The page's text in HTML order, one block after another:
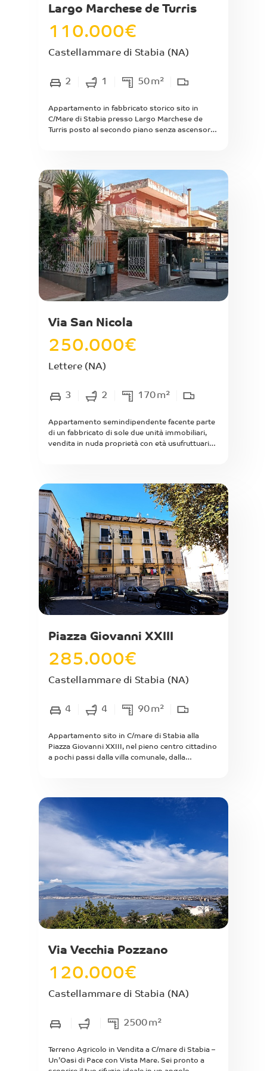
Largo Marchese de Turris
110.000€
Castellammare di Stabia (NA)
2 1 50m²
Appartamento in fabbricato storico sito in
C/Mare di Stabia presso Largo Marchese de
Turris posto al secondo piano senza ascensore
balcone su strada. L'appartamento è in discreto
stato interno gode di una doppia esposizione.
Ideale per giovane coppia, single, investimento,
beb o casa vacanza visto la poca distanza dalla
stazione della circumvesuviana e dalla villa
comunale.
Via San Nicola
250.000€
Lettere (NA)
3 2 170m²
Appartamento semindipendente facente parte
di un fabbricato di sole due unità immobiliari,
vendita in nuda proprietà con età usufruttuario
all'entrata, ampia cucina, corridoio, 3 ampie
camere, 2 bagni, 2 ripostigli, balcone e ampio
terrazzo a livello. Riscaldamento assente. Da
ristrutturare. Luminoso. Arioso. Con annesso
posto auto di proprietà e lastrico solare di
copertura. Compreso nel prezzo di vendita, per
il valore stimato di euro centosessantamila/00,
è annesso un locale commerciale categoria C/3
in piena proprietà, di complessivi mq interni
circa 170 con area scoperta di mq circa 40,
attualmente locato ad € 5.940,00 annui con
contratto in scadenza al 31/12/2028; vendita
anche separata.
Piazza Giovanni XXIII
285.000€
Castellammare di Stabia (NA)
4 4 90m²
Appartamento sito in C/mare di Stabia alla
Piazza Giovanni XXIII, nel pieno centro cittadino
a pochi passi dalla villa comunale, dalla
ingresso indipendente su strada di mq interni
90 con annesso terrazzo di mq 25, composto
da ingresso su strada con accesso sul terrazzo
a livello di esclusiva proprietà, 4 ampie camere
da letto ognuna con annesso bagno e cucina. L'
immobile è completamente finestrato e
ristrutturato. L'immobile vista la divisione
interna si presta ad uso beb attività tutt'oggi
praticata.
Via Vecchia Pozzano
120.000€
Castellammare di Stabia (NA)
2500m²
Terreno Agricolo in Vendita a C/mare di Stabia –
Un’Oasi di Pace con Vista Mare. Sei pronto a